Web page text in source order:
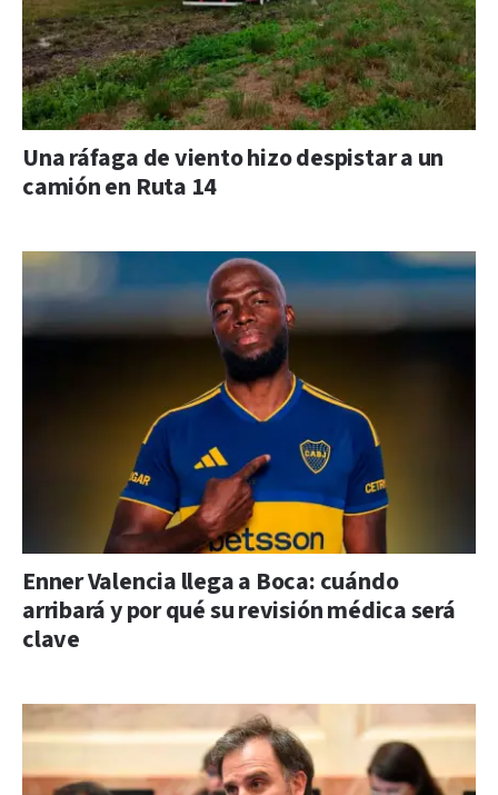
Una ráfaga de viento hizo despistar a un
camión en Ruta 14
Enner Valencia llega a Boca: cuándo
arribará y por qué su revisión médica será
clave